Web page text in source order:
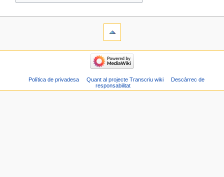
Política de privadesa Quant al projecte Transcriu wiki
Descàrrec de
responsabilitat